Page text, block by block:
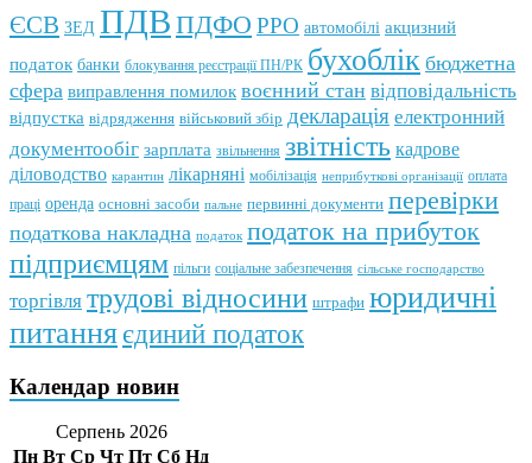
ЄСВ ЗЕД ПДВ ПДФО РРО автомобілі акцизний
податок банки блокування реєстрації ПН/РК бухоблік бюджетна
сфера виправлення помилок воєнний стан відповідальність
відпустка відрядження військовий збір декларація електронний
документообіг зарплата звільнення звітність кадрове
діловодство карантин лікарняні мобілізація неприбуткові організації оплата
праці оренда основні засоби пальне первинні документи перевірки
податкова накладна податок податок на прибуток
підприємцям пільги соціальне забезпечення сільське господарство
торгівля трудові відносини штрафи юридичні
питанняєдиний податок
Календар новин
Серпень 2026
Пн Вт Ср Чт Пт Сб Нд